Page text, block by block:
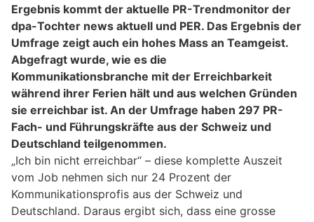
Ergebnis kommt der aktuelle PR-Trendmonitor der
dpa-Tochter news aktuell und PER. Das Ergebnis der
Umfrage zeigt auch ein hohes Mass an Teamgeist.
Abgefragt wurde, wie es die
Kommunikationsbranche mit der Erreichbarkeit
während ihrer Ferien hält und aus welchen Gründen
sie erreichbar ist. An der Umfrage haben 297 PR-
Fach- und Führungskräfte aus der Schweiz und
Deutschland teilgenommen.
„Ich bin nicht erreichbar“ – diese komplette Auszeit
vom Job nehmen sich nur 24 Prozent der
Kommunikationsprofis aus der Schweiz und
Deutschland. Daraus ergibt sich, dass eine grosse